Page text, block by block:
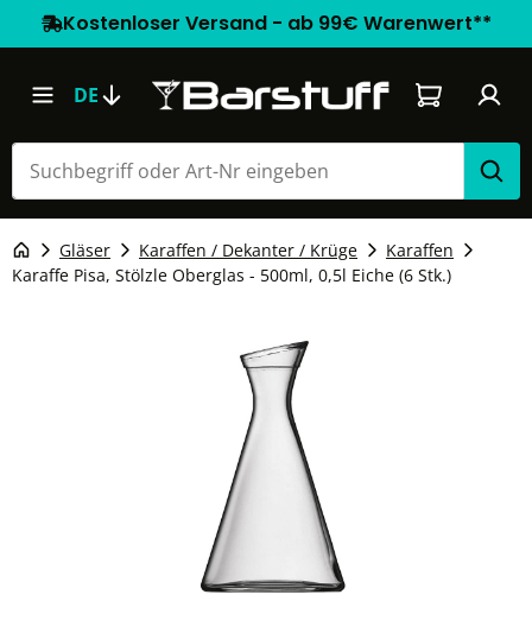
Kostenloser Versand - ab 99€ Warenwert**
DE Warenkorb
Gläser Karaffen / Dekanter / Krüge
Karaffen
Karaffe Pisa, Stölzle Oberglas - 500ml, 0,5l Eiche (6 Stk.)